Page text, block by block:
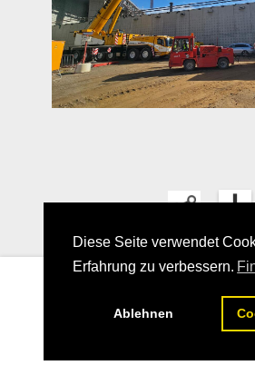
Diese Seite verwendet
Erfahrung zu verbessern.
Ablehnen